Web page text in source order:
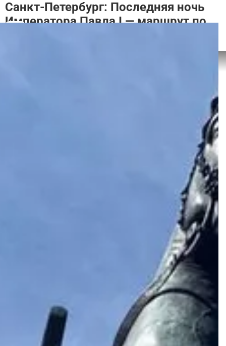
Санкт-Петербург: Последняя ночь
Императора Павла I — маршрут по
После покупки мы пришлем ссылку на скачивание
С нашим приложением вы решаете когда начать, сделать
Работает без интернета
Все туры и билеты можно загрузить на телефон заранее